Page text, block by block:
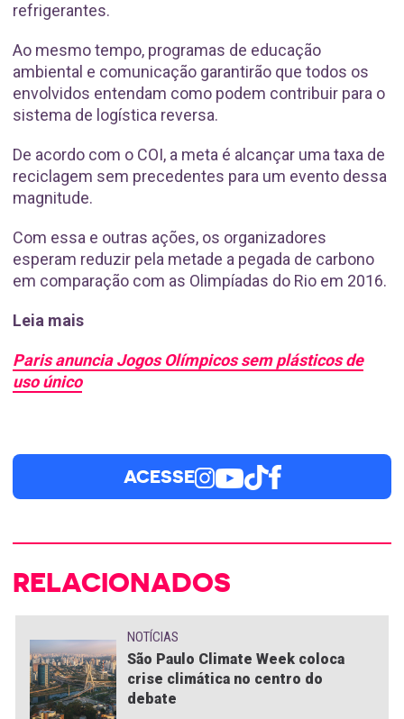
refrigerantes.
Ao mesmo tempo, programas de educação
ambiental e comunicação garantirão que todos os
envolvidos entendam como podem contribuir para o
sistema de logística reversa.
De acordo com o COI, a meta é alcançar uma taxa de
reciclagem sem precedentes para um evento dessa
magnitude.
Com essa e outras ações, os organizadores
esperam reduzir pela metade a pegada de carbono
em comparação com as Olimpíadas do Rio em 2016.
Leia mais
Paris anuncia Jogos Olímpicos sem plásticos de
uso único
ACESSE
RELACIONADOS
NOTÍCIAS
São Paulo Climate Week coloca
crise climática no centro do
debate